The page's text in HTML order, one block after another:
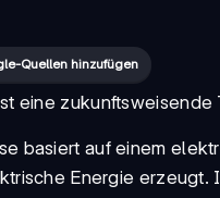
Quellen hinzufügen
eine
basiert auf einem
Energie erzeugt.